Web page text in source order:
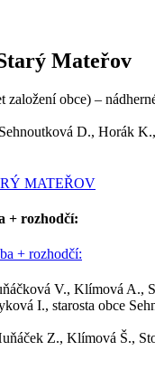
Mateřov
založení obce) –
D., Horák
+ rozhodčí:
V., Klímová A.,
I., starosta obce
Z., Klímová Š.,